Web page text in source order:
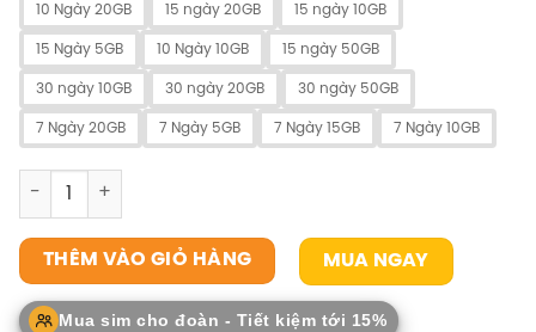
10 Ngày 20GB 15 ngày 20GB 15 ngày 10GB
15 Ngày 5GB 10 Ngày 10GB 15 ngày 50GB
30 ngày 10GB 30 ngày 20GB 30 ngày 50GB
7 Ngày 20GB 7 Ngày 5GB 7 Ngày 15GB 7 Ngày 10GB
SIM Hong Kong số lượng
THÊM VÀO GIỎ HÀNG MUA NGAY
Mua sim cho đoàn - Tiết kiệm tới 15%